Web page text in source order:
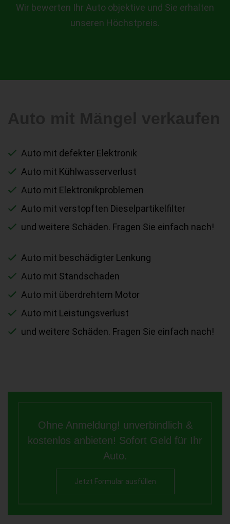
Wir bewerten Ihr Auto objektive und Sie erhalten
unseren Höchstpreis.
Auto mit defekter Elektronik
Auto mit Kühlwasserverlust
Auto mit Elektronikproblemen
Auto mit verstopften Dieselpartikelfilter
und weitere Schäden. Fragen Sie einfach nach!
Auto mit beschädigter Lenkung
Auto mit Standschaden
Auto mit überdrehtem Motor
Auto mit Leistungsverlust
und weitere Schäden. Fragen Sie einfach nach!
Ohne Anmeldung! unverbindlich &
kostenlos anbieten! Sofort Geld für Ihr
Auto.
Jetzt Formular ausfüllen